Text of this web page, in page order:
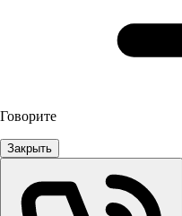
Говорите
Закрыть